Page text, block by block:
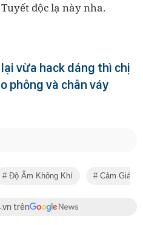
độc lạ này nha.
vừa hack dáng thì chị
phông và chân váy
Độ Ẩm Không Khí Cảm Giác
trên